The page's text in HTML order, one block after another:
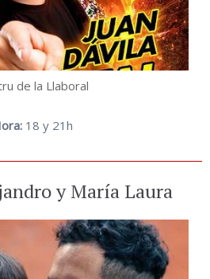
de la Llaboral
18 y 21h
y María Laura